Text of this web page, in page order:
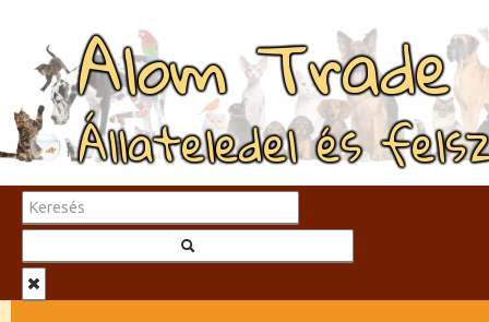
Alom Trade
Állateledel és